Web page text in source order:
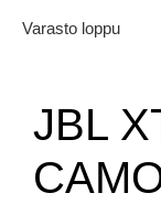
Varasto loppu
JBL